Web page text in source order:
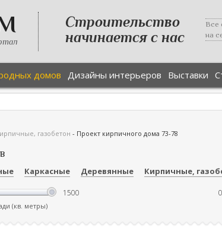
Строительство
начинается с нас
Все
на
домов Дизайны интерьеров Выставки
газобетон - Проект кирпичного дома 73-78
Каркасные Деревянные Кирпичные,
(кв. метры)